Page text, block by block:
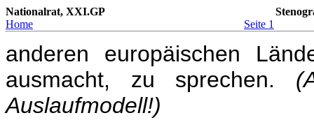
Nationalrat, XXI.GP
Home
Seite 1
anderen europäischen
ausmacht, zu sprechen.
Auslaufmodell!)